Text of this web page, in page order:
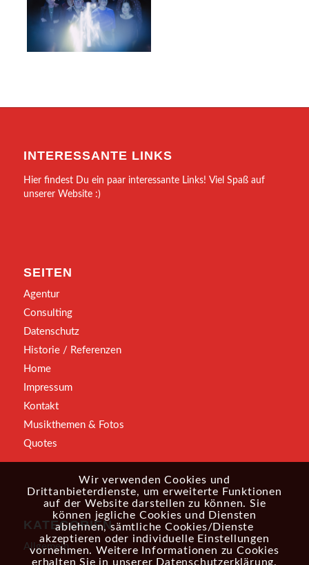
INTERESSANTE LINKS
Hier findest Du ein paar interessante Links! Viel Spaß auf
unserer Website :)
SEITEN
Agentur
Consulting
Datenschutz
Historie / Referenzen
Home
Impressum
Kontakt
Musikthemen & Fotos
Quotes
KATEGORIEN
Allgemein
Wir verwenden Cookies und
Drittanbieterdienste, um erweiterte Funktionen
auf der Website darstellen zu können. Sie
können jegliche Cookies und Diensten
ablehnen, sämtliche Cookies/Dienste
akzeptieren oder individuelle Einstellungen
vornehmen. Weitere Informationen zu Cookies
erhalten Sie in unserer Datenschutzerklärung.